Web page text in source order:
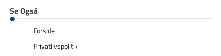
Se Også
Forside
Privatlivspolitik